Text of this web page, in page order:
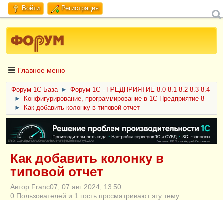
Войти Регистрация
Главное меню
Форум 1C База ►
Форум 1С - ПРЕДПРИЯТИЕ 8.0 8.1 8.2 8.3 8.4
►
Конфигурирование, программирование в 1С Предприятие 8
►
Как добавить колонку в типовой отчет
ERID: CQH36pWzJqVJD4xVLsnhcU4hVPNjkBZe8KKxjJiYySyZAz
Как добавить колонку в
типовой отчет
Автор Franc07, 07 авг 2024, 13:50
0 Пользователей и 1 гость просматривают эту тему.